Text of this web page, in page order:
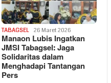
TABAGSEL 26 Maret 2026
Manaon Lubis Ingatkan
JMSI Tabagsel: Jaga
Solidaritas dalam
Menghadapi Tantangan
Pers